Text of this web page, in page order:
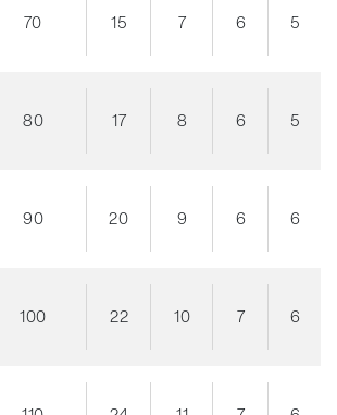
70 15 7 6 5
80 17 8 6 5
90 20 9 6 6
100 22 10 7 6